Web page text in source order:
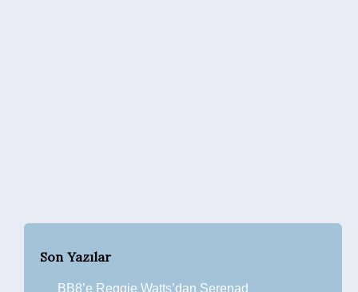
Son Yazılar
BB8’e Reggie Watts’dan Serenad